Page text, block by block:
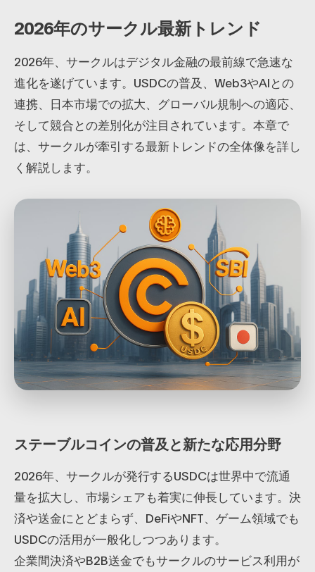
2026年のサークル最新トレンド
2026年、サークルはデジタル金融の最前線で急速な
進化を遂げています。USDCの普及、Web3やAIとの
連携、日本市場での拡大、グローバル規制への適応、
そして競合との差別化が注目されています。本章で
は、サークルが牽引する最新トレンドの全体像を詳し
く解説します。
ステーブルコインの普及と新たな応用分野
2026年、サークルが発行するUSDCは世界中で流通
量を拡大し、市場シェアも着実に伸長しています。決
済や送金にとどまらず、DeFiやNFT、ゲーム領域でも
USDCの活用が一般化しつつあります。
企業間決済やB2B送金でもサークルのサービス利用が